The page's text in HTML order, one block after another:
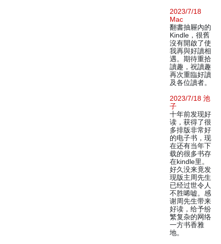
2023/7/18
Mac
翻書抽屜內的
Kindle，很舊
沒有開啟了使
我再與好讀相
遇。期待重拾
讀趣，祝讀趣
再次重臨好讀
及各位讀者。
2023/7/18 池
子
十年前发现好
读，获得了很
多排版非常好
的电子书，现
在还有当年下
载的很多书存
在kindle里。
好久没来竟发
现版主周先生
已经过世令人
不胜唏嘘。感
谢周先生带来
好读，给予纷
繁复杂的网络
一方书香雅
地。